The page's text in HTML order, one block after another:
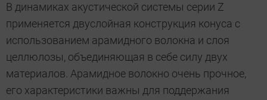
В динамиках акустической системы серии Z
применяется двуслойная конструкция конуса с
использованием арамидного волокна и слоя
целлюлозы, объединяющая в себе силу двух
материалов. Арамидное волокно очень прочное,
его характеристики важны для поддержания